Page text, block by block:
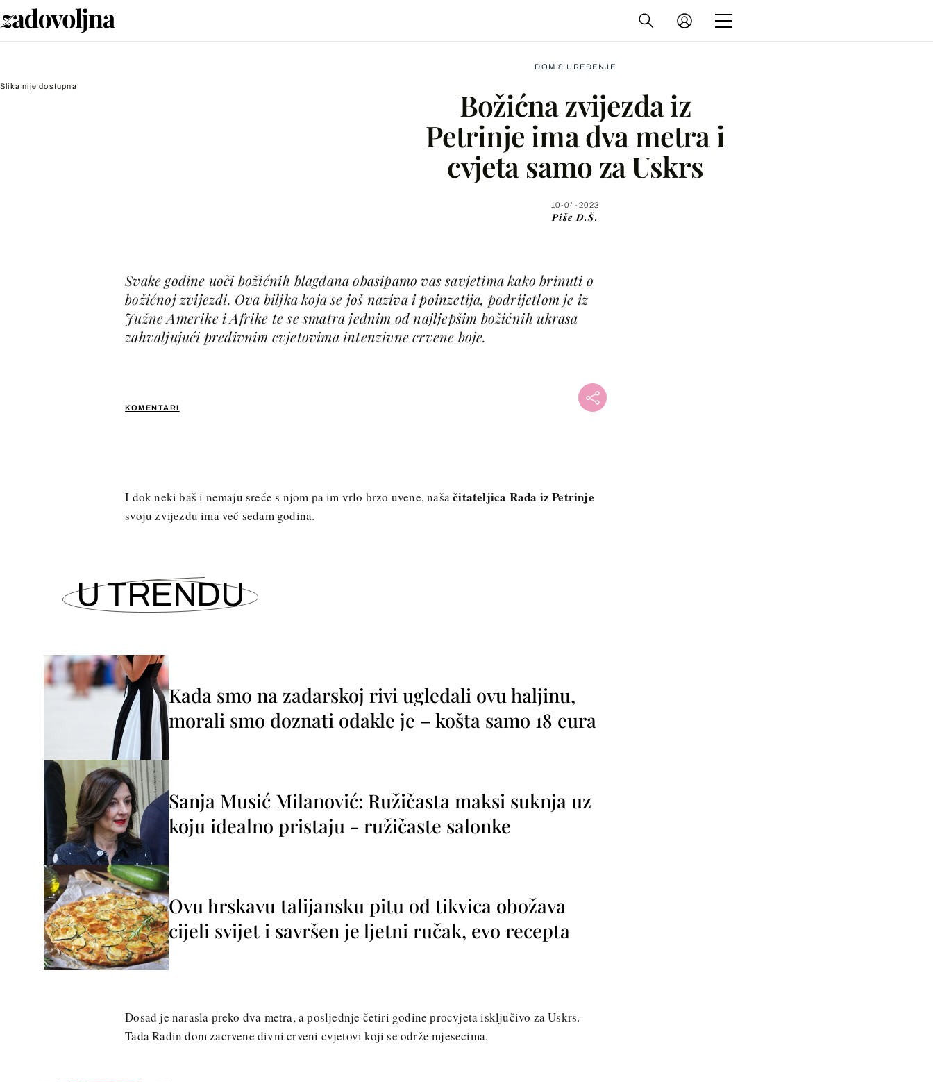
Slika nije dostupna
DOM & UREĐENJE
Božićna zvijezda iz
Petrinje ima dva metra i
cvjeta samo za Uskrs
10-04-2023
Piše D.Š.
KOMENTARI
Svake godine uoči božićnih blagdana obasipamo vas savjetima kako brinuti o
božićnoj zvijezdi. Ova biljka koja se još naziva i poinzetija, podrijetlom je iz
Južne Amerike i Afrike te se smatra jednim od najljepšim božićnih ukrasa
zahvaljujući predivnim cvjetovima intenzivne crvene boje.
Facebook
Viber
I dok neki baš i nemaju sreće s njom pa im vrlo brzo uvene, našačitateljica Rada iz Petrinje
svoju zvijezdu ima već sedam godina.
U TRENDU
Kada smo na zadarskoj rivi ugledali ovu haljinu,
morali smo doznati odakle je – košta samo 18 eura
Sanja Musić Milanović: Ružičasta maksi suknja uz
koju idealno pristaju - ružičaste salonke
Ovu hrskavu talijansku pitu od tikvica obožava
cijeli svijet i savršen je ljetni ručak, evo recepta
Dosad je narasla preko dva metra, a posljednje četiri godine procvjeta isključivo za Uskrs.
Tada Radin dom zacrvene divni crveni cvjetovi koji se održe mjesecima.